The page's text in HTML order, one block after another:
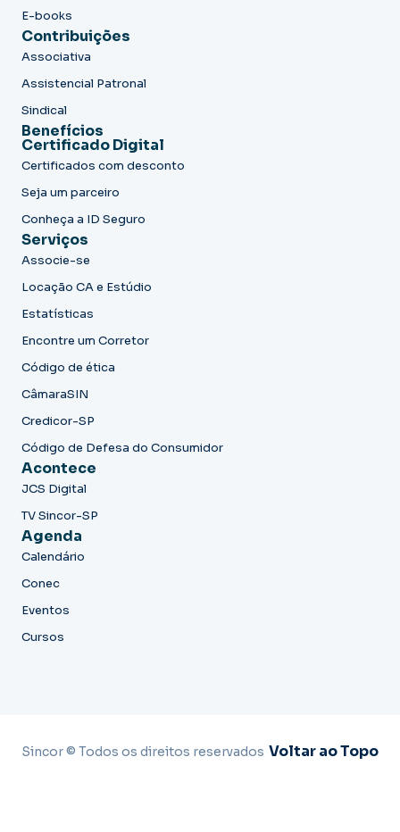
E-books
Contribuições
Associativa
Assistencial Patronal
Sindical
Benefícios
Certificado Digital
Certificados com desconto
Seja um parceiro
Conheça a ID Seguro
Serviços
Associe-se
Locação CA e Estúdio
Estatísticas
Encontre um Corretor
Código de ética
CâmaraSIN
Credicor-SP
Código de Defesa do Consumidor
Acontece
JCS Digital
TV Sincor-SP
Agenda
Calendário
Conec
Eventos
Cursos
Sincor © Todos os direitos reservados Voltar ao Topo